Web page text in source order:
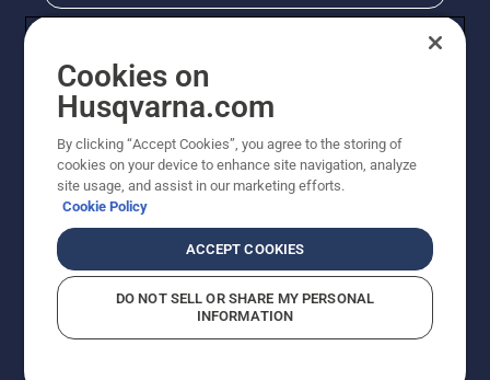
© Husqvarna AB (publ). All rights reserved. Priserna
som visas är rekommenderade cirkapriser. Alla angivna
priser är rekommenderade försäljningspriser (inkl.
moms) om inte produkten är tillgänglig för direkt köp.
CookiepolicyAnvändningsvillkor Sekretessmeddelande
Rapportera misstänkta överträdelser
Cookies on
Husqvarna.com
By clicking “Accept Cookies”, you agree to the storing of
cookies on your device to enhance site navigation, analyze
site usage, and assist in our marketing efforts.
Cookie Policy
ACCEPT COOKIES
DO NOT SELL OR SHARE MY PERSONAL
INFORMATION